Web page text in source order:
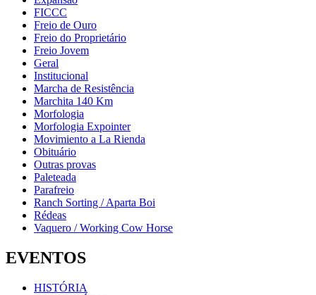
FICCC
Freio de Ouro
Freio do Proprietário
Freio Jovem
Geral
Institucional
Marcha de Resistência
Marchita 140 Km
Morfologia
Morfologia Expointer
Movimiento a La Rienda
Obituário
Outras provas
Paleteada
Parafreio
Ranch Sorting / Aparta Boi
Rédeas
Vaquero / Working Cow Horse
EVENTOS
HISTÓRIA